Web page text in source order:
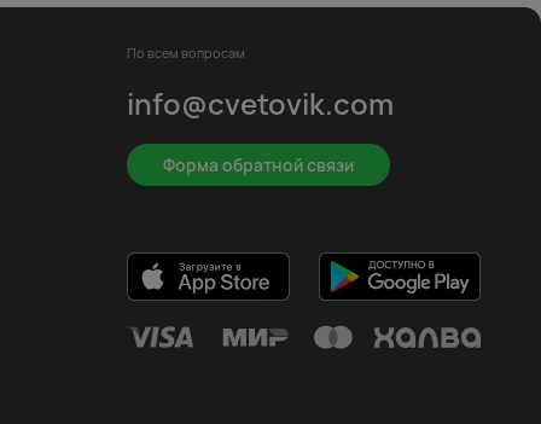
По всем вопросам
info@cvetovik.com
Форма обратной связи